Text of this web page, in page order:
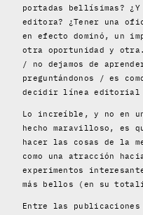
portadas bellísimas?
editora? ¿Tener una
en efecto dominó, un
otra oportunidad y otra.
/ no dejamos de
preguntándonos / es
decidir línea editorial
Lo increíble, y no en
hecho maravilloso, es
hacer las cosas de la
como una atracción
experimentos
más bellos (en su
Entre las